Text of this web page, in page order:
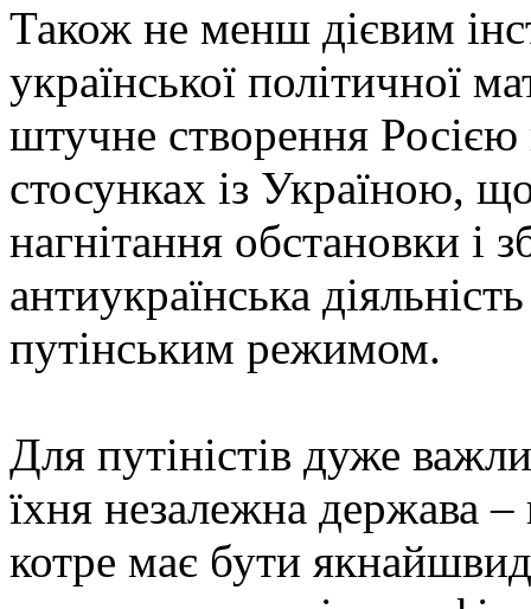
Також не менш дієвим
української політичної
штучне створення Росією
стосунках із Україною,
нагнітання обстановки і
антиукраїнська
путінським режимом.
Для путіністів дуже
їхня незалежна держава
котре має бути